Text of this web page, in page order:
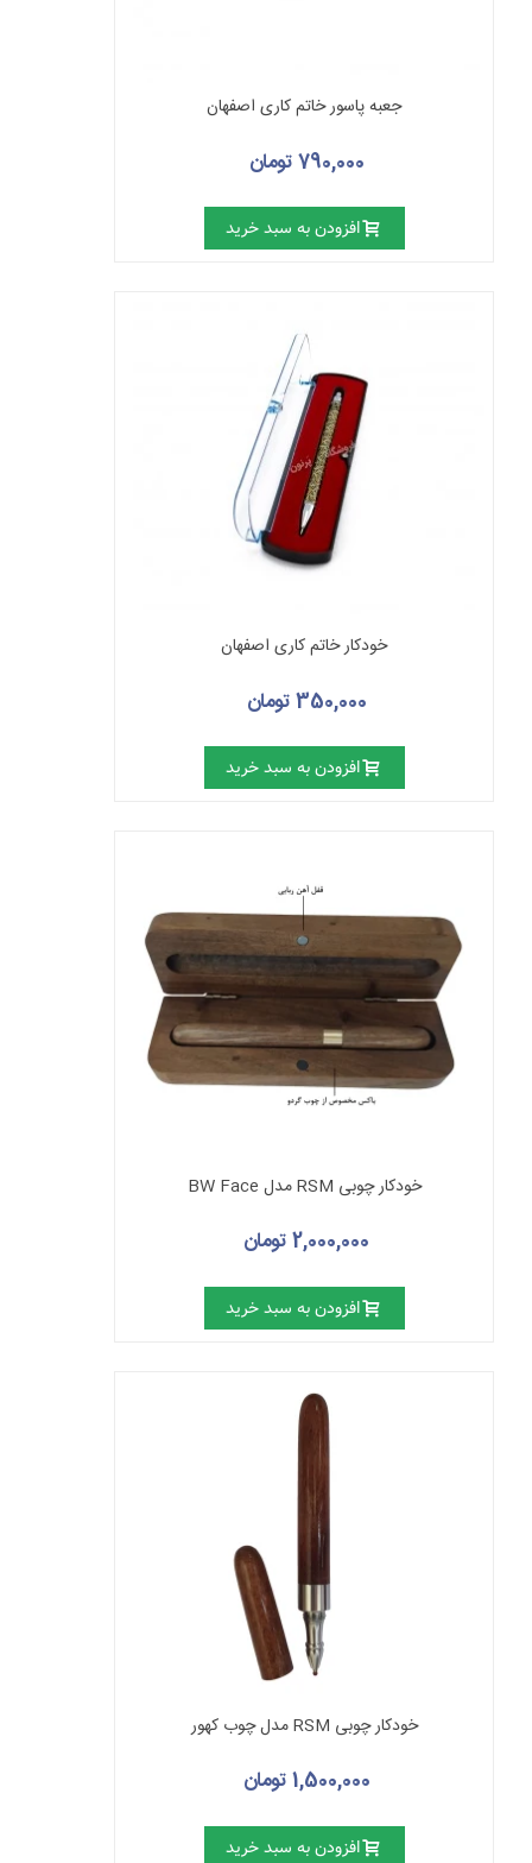
جعبه پاسور خاتم کاری اصفهان
790,000 تومان
افزودن به سبد خرید
خودکار خاتم کاری اصفهان
350,000 تومان
افزودن به سبد خرید
خودکار چوبی RSM مدل BW Face
2,000,000 تومان
افزودن به سبد خرید
خودکار چوبی RSM مدل چوب کهور
1,500,000 تومان
افزودن به سبد خرید